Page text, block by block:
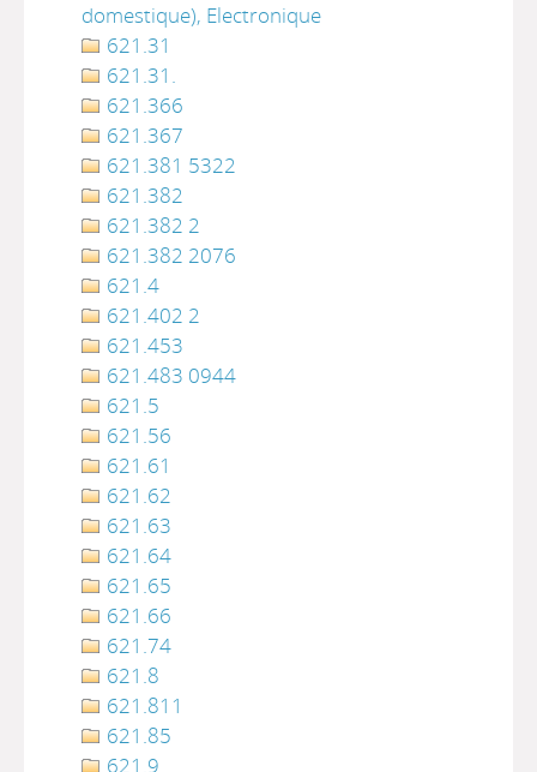
domestique), Electronique
621.31
621.31.
621.366
621.367
621.381 5322
621.382
621.382 2
621.382 2076
621.4
621.402 2
621.453
621.483 0944
621.5
621.56
621.61
621.62
621.63
621.64
621.65
621.66
621.74
621.8
621.811
621.85
621.9